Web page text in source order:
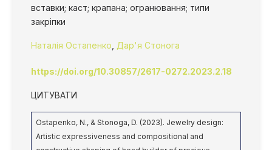
вставки; каст; крапана; огранювання; типи
закріпки
Наталія Остапенко Дар'я Стонога
https://doi.org/10.30857/2617-0272.2023.2.18
ЦИТУВАТИ
Ostapenko, N., & Stonoga, D. (2023). Jewelry design:
Artistic expressiveness and compositional and